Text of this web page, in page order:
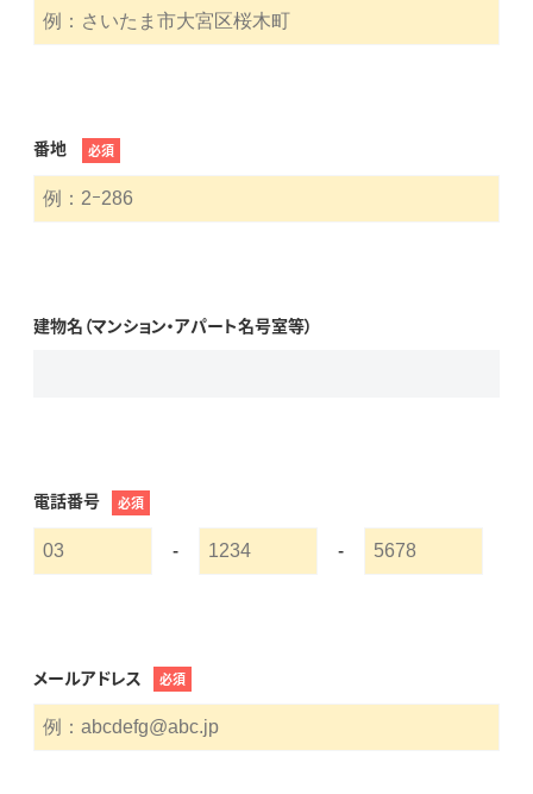
番地 必須
建物名（マンション・アパート名号室等）
電話番号 必須
- -
メールアドレス 必須